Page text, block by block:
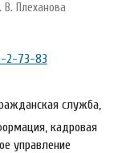
В. Плеханова
2-73-83
служба,
кадровая
управление